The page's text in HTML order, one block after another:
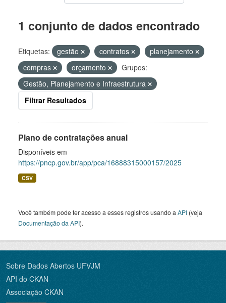
1 conjunto de dados encontrado
Etiquetas: gestão contratos
planejamento
compras
orçamento
Grupos:
Gestão, Planejamento e Infraestrutura
Filtrar Resultados
Plano de contratações anual
Disponíveis em
https://pncp.gov.br/app/pca/16888315000157/2025
CSV
Você também pode ter acesso a esses registros usando a API (veja
Documentação da API).
Sobre Dados Abertos UFVJM
API do CKAN
Associação CKAN